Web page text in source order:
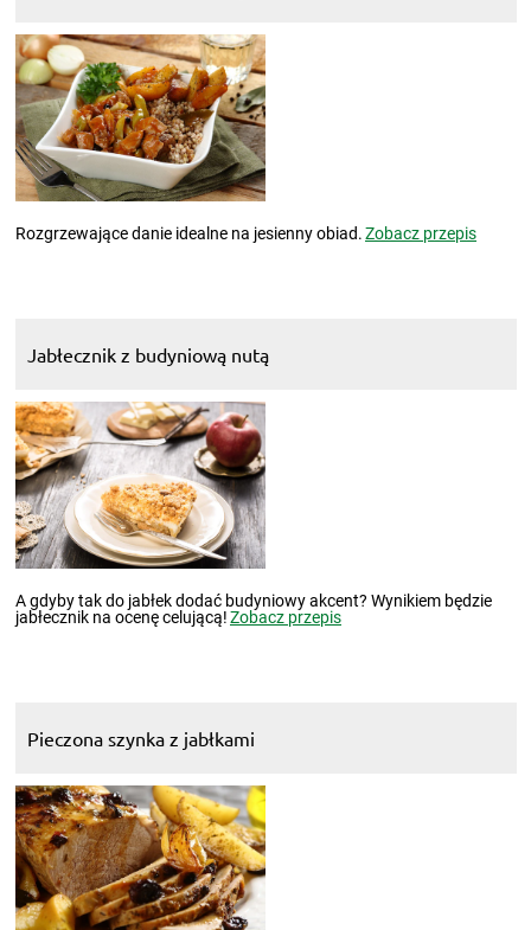
Rozgrzewające danie idealne na jesienny obiad.Zobacz przepis
Jabłecznik z budyniową nutą
A gdyby tak do jabłek dodać budyniowy akcent? Wynikiem będzie
jabłecznik na ocenę celującą!Zobacz przepis
Pieczona szynka z jabłkami